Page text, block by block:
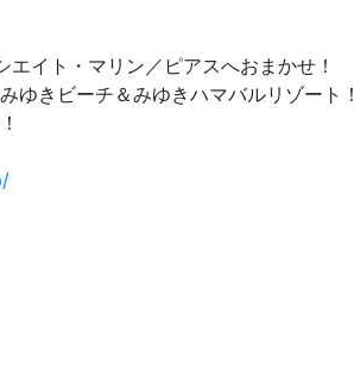
イト・マリン／ピアスへおまかせ！
ゆきビーチ＆みゆきハマバルリゾート！